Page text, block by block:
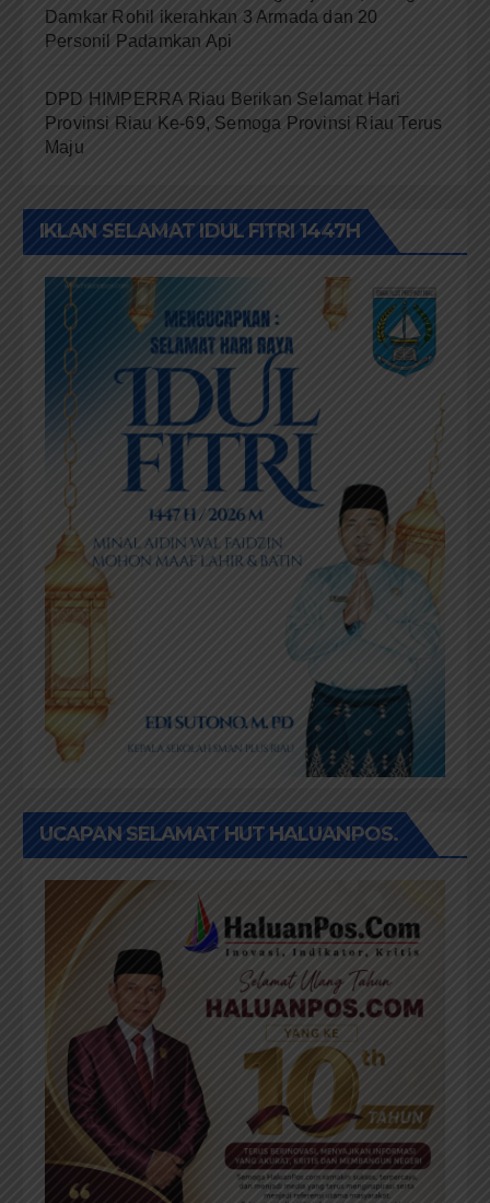
Damkar Rohil ikerahkan 3 Armada dan 20
Personil Padamkan Api
DPD HIMPERRA Riau Berikan Selamat Hari
Provinsi Riau Ke-69, Semoga Provinsi Riau Terus
Maju
IKLAN SELAMAT IDUL FITRI 1447H
UCAPAN SELAMAT HUT HALUANPOS.